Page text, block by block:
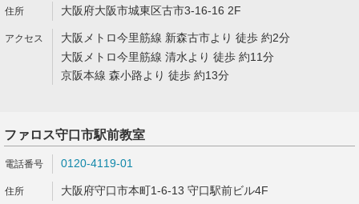
大阪府大阪市城東区古市3-16-16 2F
大阪メトロ今里筋線 新森古市より 徒歩 約2分
大阪メトロ今里筋線 清水より 徒歩 約11分
京阪本線 森小路より 徒歩 約13分
ファロス守口市駅前教室
0120-4119-01
大阪府守口市本町1-6-13 守口駅前ビル4F